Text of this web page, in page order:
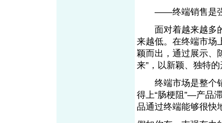
——终端销售是强
面对着越来越多的
来越低。在终端市场
颖而出，通过展示、
来”，以新颖、独特
终端市场是整个销
得上“肠梗阻”—产品
品通过终端能够很快